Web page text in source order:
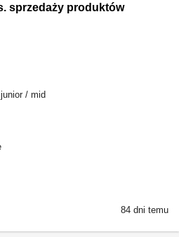
sprzedaży produktów
/ mid
84 dni temu